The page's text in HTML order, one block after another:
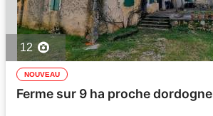
12
NOUVEAU
Ferme sur 9 ha proche dordogne